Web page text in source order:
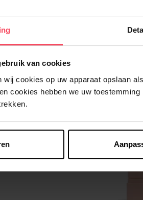
van cookies
wij cookies op uw apparaat opslaan
cookies hebben we uw